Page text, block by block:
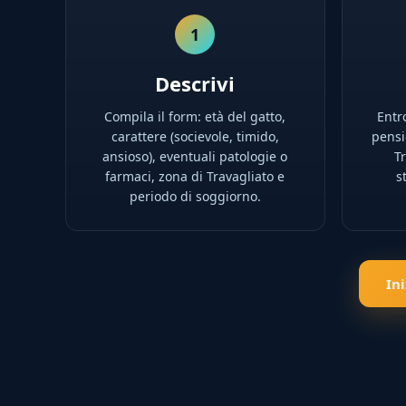
1
Descrivi
Compila il form: età del gatto,
carattere (socievole, timido,
ansioso), eventuali patologie o
farmaci, zona di Travagliato e
periodo di soggiorno.